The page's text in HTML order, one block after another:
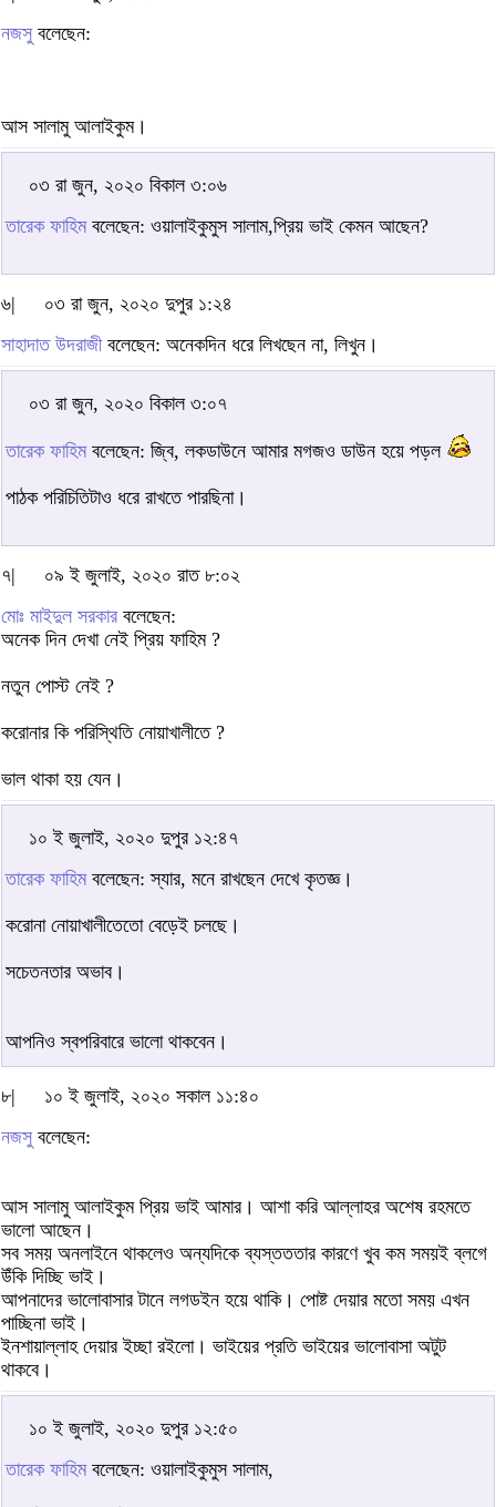
নজসু বলেছেন:
আস সালামু আলাইকুম।
০৩ রা জুন, ২০২০ বিকাল ৩:০৬
তারেক ফাহিমবলেছেন: ওয়ালাইকুমুস সালাম,প্রিয় ভাই কেমন আছেন?
৬|
০৩ রা জুন, ২০২০ দুপুর ১:২৪
সাহাদাত উদরাজীবলেছেন: অনেকদিন ধরে লিখছেন না, লিখুন।
০৩ রা জুন, ২০২০ বিকাল ৩:০৭
তারেক ফাহিমবলেছেন: জ্বি, লকডাউনে আমার মগজও ডাউন হয়ে পড়ল
পাঠক পরিচিতিটাও ধরে রাখতে পারছিনা।
৭|
০৯ ই জুলাই, ২০২০ রাত ৮:০২
মোঃ মাইদুল সরকার বলেছেন:
অনেক দিন দেখা নেই প্রিয় ফাহিম ?
নতুন পোস্ট নেই ?
করোনার কি পরিস্থিতি নোয়াখালীতে ?
ভাল থাকা হয় যেন।
১০ ই জুলাই, ২০২০ দুপুর ১২:৪৭
তারেক ফাহিমবলেছেন: স্যার, মনে রাখছেন দেখে কৃতজ্ঞ।
করোনা নোয়াখালীতেতো বেড়েই চলছে।
সচেতনতার অভাব।
আপনিও স্বপরিবারে ভালো থাকবেন।
৮|
১০ ই জুলাই, ২০২০ সকাল ১১:৪০
নজসু বলেছেন:
আস সালামু আলাইকুম প্রিয় ভাই আমার। আশা করি আল্লাহর অশেষ রহমতে
ভালো আছেন।
সব সময় অনলাইনে থাকলেও অন্যদিকে ব্যস্তততার কারণে খুব কম সময়ই ব্লগে
উঁকি দিচ্ছি ভাই।
আপনাদের ভালোবাসার টানে লগডইন হয়ে থাকি। পোষ্ট দেয়ার মতো সময় এখন
পাচ্ছিনা ভাই।
ইনশায়াল্লাহ দেয়ার ইচ্ছা রইলো। ভাইয়ের প্রতি ভাইয়ের ভালোবাসা অটুট
থাকবে।
১০ ই জুলাই, ২০২০ দুপুর ১২:৫০
তারেক ফাহিমবলেছেন: ওয়ালাইকুমুস সালাম,